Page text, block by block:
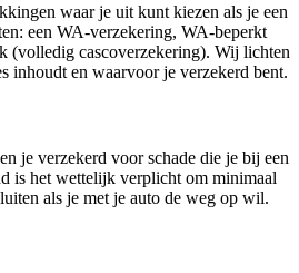
waar je uit kunt kiezen als je een
een WA-verzekering, WA-beperkt
(volledig cascoverzekering). Wij lichten
inhoudt en waarvoor je verzekerd bent.
je verzekerd voor schade die je bij een
is het wettelijk verplicht om minimaal
als je met je auto de weg op wil.